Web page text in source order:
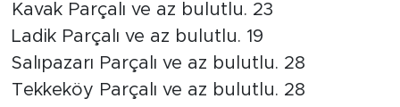
Kavak Parçalı ve az bulutlu. 23
Ladik Parçalı ve az bulutlu. 19
Salıpazarı Parçalı ve az bulutlu. 28
Tekkeköy Parçalı ve az bulutlu. 28